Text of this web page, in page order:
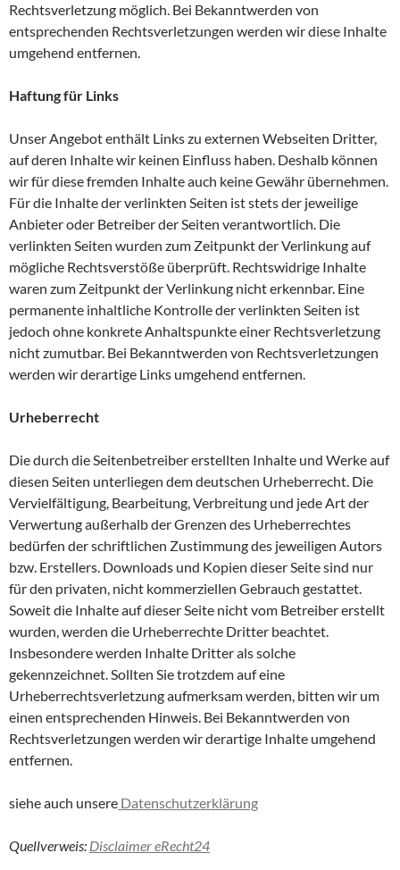
Rechtsverletzung möglich. Bei Bekanntwerden von
entsprechenden Rechtsverletzungen werden wir diese Inhalte
umgehend entfernen.
Haftung für Links
Unser Angebot enthält Links zu externen Webseiten Dritter,
auf deren Inhalte wir keinen Einfluss haben. Deshalb können
wir für diese fremden Inhalte auch keine Gewähr übernehmen.
Für die Inhalte der verlinkten Seiten ist stets der jeweilige
Anbieter oder Betreiber der Seiten verantwortlich. Die
verlinkten Seiten wurden zum Zeitpunkt der Verlinkung auf
mögliche Rechtsverstöße überprüft. Rechtswidrige Inhalte
waren zum Zeitpunkt der Verlinkung nicht erkennbar. Eine
permanente inhaltliche Kontrolle der verlinkten Seiten ist
jedoch ohne konkrete Anhaltspunkte einer Rechtsverletzung
nicht zumutbar. Bei Bekanntwerden von Rechtsverletzungen
werden wir derartige Links umgehend entfernen.
Urheberrecht
Die durch die Seitenbetreiber erstellten Inhalte und Werke auf
diesen Seiten unterliegen dem deutschen Urheberrecht. Die
Vervielfältigung, Bearbeitung, Verbreitung und jede Art der
Verwertung außerhalb der Grenzen des Urheberrechtes
bedürfen der schriftlichen Zustimmung des jeweiligen Autors
bzw. Erstellers. Downloads und Kopien dieser Seite sind nur
für den privaten, nicht kommerziellen Gebrauch gestattet.
Soweit die Inhalte auf dieser Seite nicht vom Betreiber erstellt
wurden, werden die Urheberrechte Dritter beachtet.
Insbesondere werden Inhalte Dritter als solche
gekennzeichnet. Sollten Sie trotzdem auf eine
Urheberrechtsverletzung aufmerksam werden, bitten wir um
einen entsprechenden Hinweis. Bei Bekanntwerden von
Rechtsverletzungen werden wir derartige Inhalte umgehend
entfernen.
siehe auch unsere Datenschutzerklärung
Quellverweis: Disclaimer eRecht24